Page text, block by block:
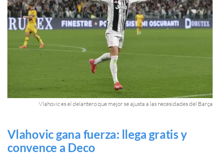
Vlahovic es el delantero que mejor se ajusta a las necesidades del Barça
Vlahovic gana fuerza: llega gratis y
convence a Deco